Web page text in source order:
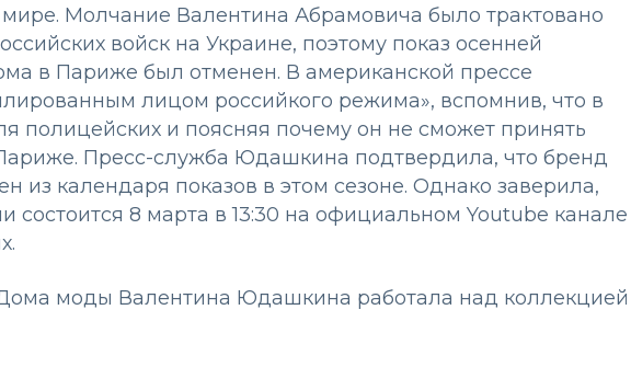
Молчание Валентина Абрамовича было трактовано
войск на Украине, поэтому показ осенней
в Париже был отменен. В американской прессе
лицом российкого режима», вспомнив, что в
полицейских и поясняя почему он не сможет принять
Пресс-служба Юдашкина подтвердила, что бренд
из календаря показов в этом сезоне. Однако заверила,
состоится 8 марта в 13:30 на официальном Youtube канале
моды Валентина Юдашкина работала над коллекцией